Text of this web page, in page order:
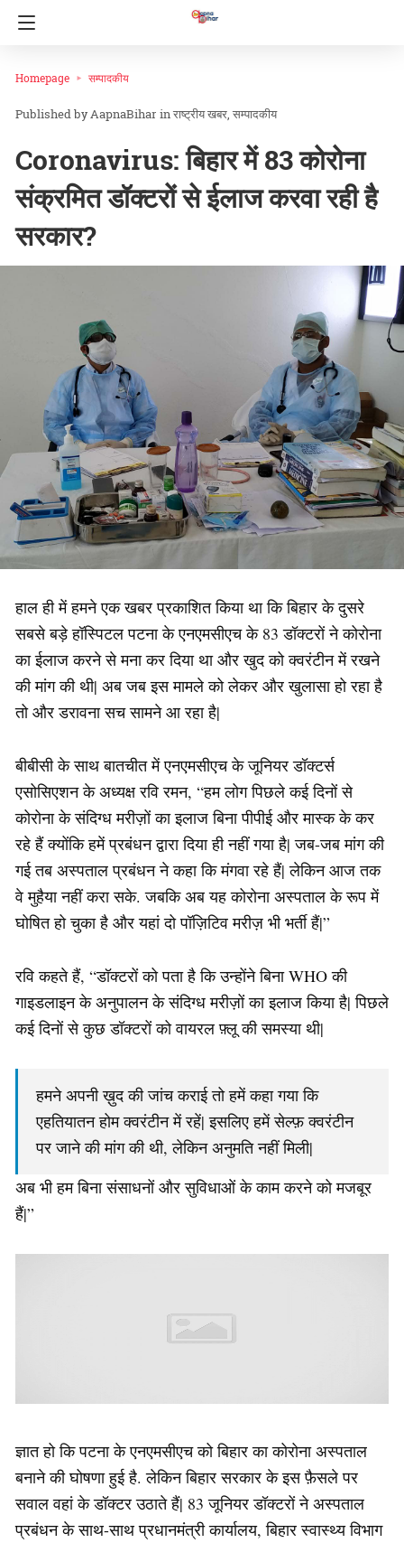
Homepage सम्पादकीय
AapnaBihar inराष्ट्रीय खबर सम्पादकीय
Coronavirus: बिहार में 83 कोरोना
संक्रमित डॉक्टरों से ईलाज करवा रही है
सरकार?
हाल ही में हमने एक खबर प्रकाशित किया था कि बिहार के दुसरे
सबसे बड़े हॉस्पिटल पटना के एनएमसीएच के 83 डॉक्टरों ने कोरोना
का ईलाज करने से मना कर दिया था और खुद को क्वरंटीन में रखने
की मांग की थी| अब जब इस मामले को लेकर और खुलासा हो रहा है
तो और डरावना सच सामने आ रहा है|
बीबीसी के साथ बातचीत में एनएमसीएच के जूनियर डॉक्टर्स
एसोसिएशन के अध्यक्ष रवि रमन, “हम लोग पिछले कई दिनों से
कोरोना के संदिग्ध मरीज़ों का इलाज बिना पीपीई और मास्क के कर
रहे हैं क्योंकि हमें प्रबंधन द्वारा दिया ही नहीं गया है| जब-जब मांग की
गई तब अस्पताल प्रबंधन ने कहा कि मंगवा रहे हैं| लेकिन आज तक
वे मुहैया नहीं करा सके. जबकि अब यह कोरोना अस्पताल के रूप में
घोषित हो चुका है और यहां दो पॉज़िटिव मरीज़ भी भर्ती हैं|”
रवि कहते हैं, “डॉक्टरों को पता है कि उन्होंने बिना WHO की
गाइडलाइन के अनुपालन के संदिग्ध मरीज़ों का इलाज किया है| पिछले
कई दिनों से कुछ डॉक्टरों को वायरल फ़्लू की समस्या थी|
हमने अपनी ख़ुद की जांच कराई तो हमें कहा गया कि
एहतियातन होम क्वरंटीन में रहें| इसलिए हमें सेल्फ़ क्वरंटीन
पर जाने की मांग की थी, लेकिन अनुमति नहीं मिली|
अब भी हम बिना संसाधनों और सुविधाओं के काम करने को मजबूर
हैं|”
ज्ञात हो कि पटना के एनएमसीएच को बिहार का कोरोना अस्पताल
बनाने की घोषणा हुई है. लेकिन बिहार सरकार के इस फ़ैसले पर
सवाल वहां के डॉक्टर उठाते हैं| 83 जूनियर डॉक्टरों ने अस्पताल
प्रबंधन के साथ-साथ प्रधानमंत्री कार्यालय, बिहार स्वास्थ्य विभाग